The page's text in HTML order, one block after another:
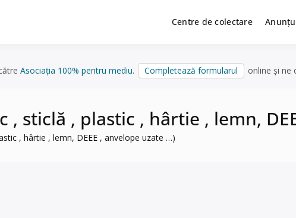
Centre de colectare
Asociația 100% pentru mediu. Completează formularul online și ne
, sticlă , plastic , hârtie , lemn,
, hârtie , lemn, DEEE , anvelope uzate …)